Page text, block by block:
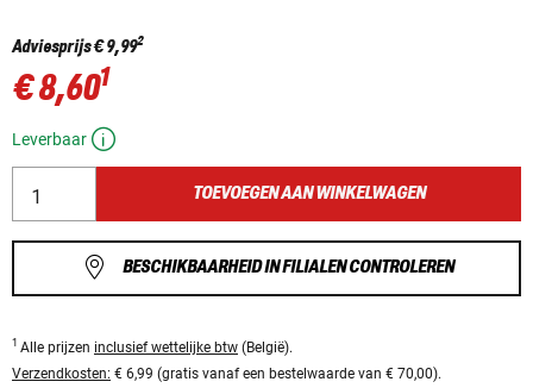
Adviesprijs€ 9,992
€ 8,601
Leverbaar
TOEVOEGEN AAN WINKELWAGEN
BESCHIKBAARHEID IN FILIALEN CONTROLEREN
1 Alle prijzen inclusief wettelijke btw (België).
Verzendkosten: € 6,99 (gratis vanaf een bestelwaarde van € 70,00).